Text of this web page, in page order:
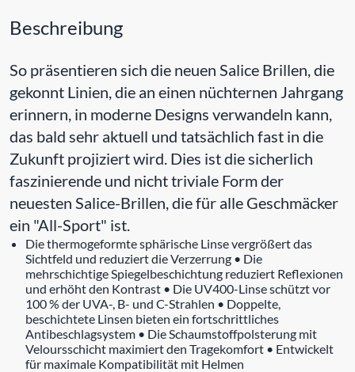
Beschreibung
So präsentieren sich die neuen Salice Brillen, die
gekonnt Linien, die an einen nüchternen Jahrgang
erinnern, in moderne Designs verwandeln kann,
das bald sehr aktuell und tatsächlich fast in die
Zukunft projiziert wird. Dies ist die sicherlich
faszinierende und nicht triviale Form der
neuesten Salice-Brillen, die für alle Geschmäcker
ein "All-Sport" ist.
Die thermogeformte sphärische Linse vergrößert das
Sichtfeld und reduziert die Verzerrung • Die
mehrschichtige Spiegelbeschichtung reduziert Reflexionen
und erhöht den Kontrast • Die UV400-Linse schützt vor
100 % der UVA-, B- und C-Strahlen • Doppelte,
beschichtete Linsen bieten ein fortschrittliches
Antibeschlagsystem • Die Schaumstoffpolsterung mit
Veloursschicht maximiert den Tragekomfort • Entwickelt
für maximale Kompatibilität mit Helmen